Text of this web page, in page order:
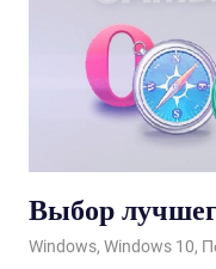
Выбор
09.12.2020
admin
Windows, Windows 10,